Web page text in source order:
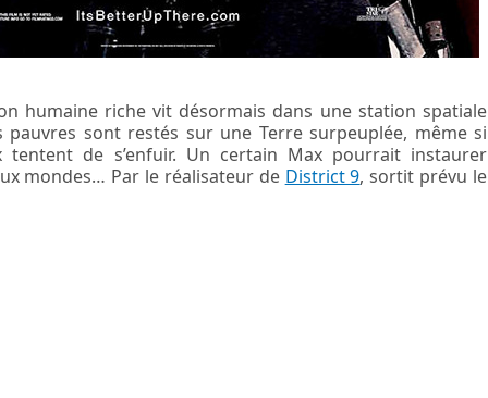
humaine riche vit désormais dans une station spatiale
pauvres sont restés sur une Terre surpeuplée, même si
tentent de s’enfuir. Un certain Max pourrait instaurer
mondes… Par le réalisateur de District 9, sortit prévu le